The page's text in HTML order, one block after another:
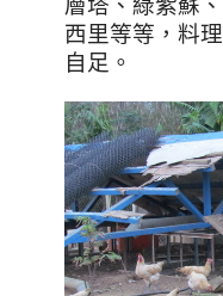
層塔、綠紫蘇
西里等等，料
自足。